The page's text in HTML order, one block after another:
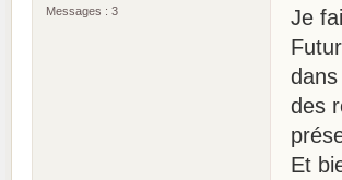
Messages : 3
Je
des
Et